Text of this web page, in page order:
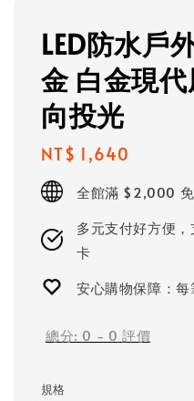
LED防水戶
金 白金現
向投光
Regular
price
NT$ 1,640
全館滿 $2,000
多元支付好方便，
卡
安心購物保障：
總分: 0 - 0 評價
規格